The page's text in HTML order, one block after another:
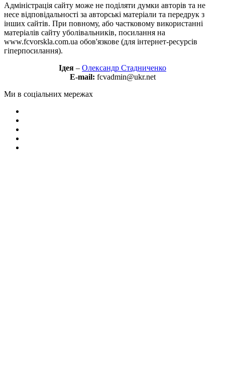
Адміністрація сайту може не поділяти думки авторів та не
несе відповідальності за авторські матеріали та передрук з
інших сайтів. При повному, або частковому використанні
матеріалів сайту уболівальників, посилання на
www.fcvorskla.com.ua обов'язкове (для інтернет-ресурсів
гіперпосилання).
Ідея – Олександр Стадниченко
E-mail: fcvadmin@ukr.net
Ми в соціальних мережах